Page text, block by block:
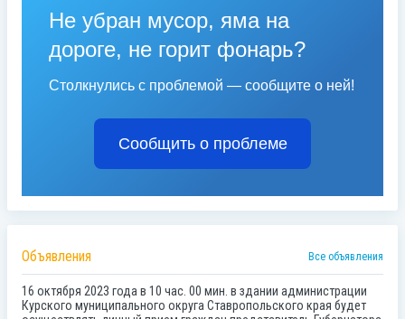
Не убран мусор, яма на
дороге, не горит фонарь?
Столкнулись с проблемой — сообщите о ней!
Сообщить о проблеме
Объявления Все объявления
16 октября 2023 года в 10 час. 00 мин. в здании администрации
Курского муниципального округа Ставропольского края будет